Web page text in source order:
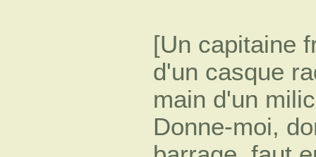
[Un capitaine
d'un casque
main d'un
Donne-moi,